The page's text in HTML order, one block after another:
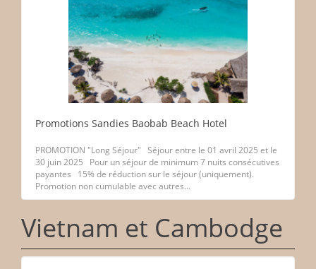
Promotions Sandies Baobab Beach Hotel
PROMOTION "Long Séjour" Séjour entre le 01 avril 2025 et le
30 juin 2025 Pour un séjour de minimum 7 nuits consécutives
payantes 15% de réduction sur le séjour (uniquement).
Promotion non cumulable avec autres...
Vietnam et Cambodge